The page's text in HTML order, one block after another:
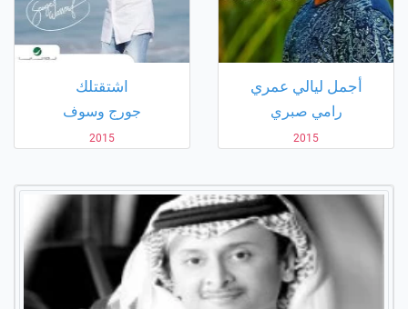
أجمل ليالي عمري
رامي صبري
2015
اشتقتلك
جورج وسوف
2015